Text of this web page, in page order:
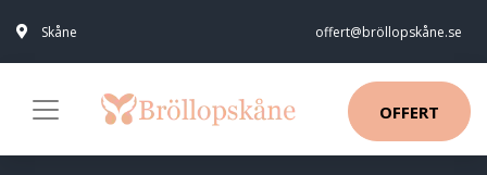
Skåne offert@bröllopskåne.se
OFFERT